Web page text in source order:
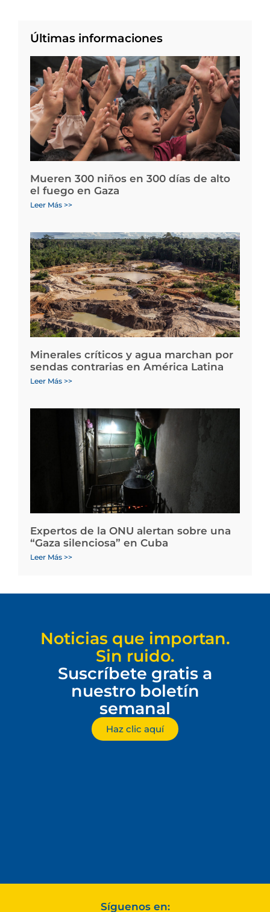
Últimas informaciones
Mueren 300 niños en 300 días de alto
el fuego en Gaza
Leer Más >>
Minerales críticos y agua marchan por
sendas contrarias en América Latina
Leer Más >>
Expertos de la ONU alertan sobre una
“Gaza silenciosa” en Cuba
Leer Más >>
Noticias que importan.
Sin ruido.
Suscríbete gratis a
nuestro boletín
semanal
Haz clic aquí
Síguenos en: